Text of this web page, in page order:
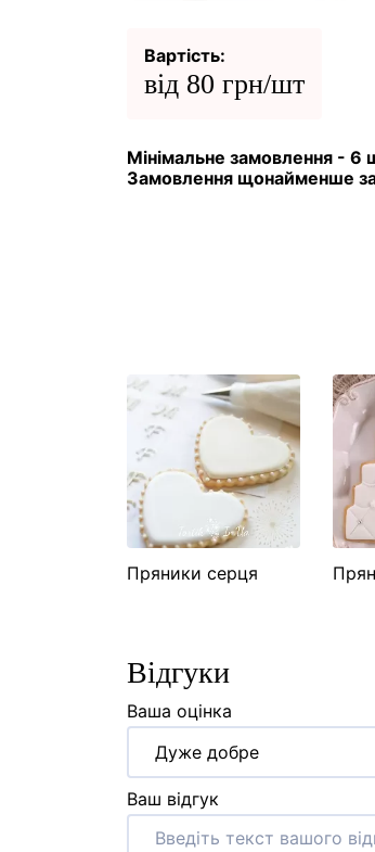
Вартість:
від 80 грн/шт
Мінімальне замовлення - 6
Замовлення щонайменше
Пряники серця
Відгуки
Ваша оцінка
Дуже добре
Ваш відгук